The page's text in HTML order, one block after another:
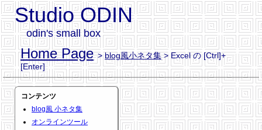
Studio ODIN
odin's small box
Home Page >blog風小ネタ集> Excel の [Ctrl]+
[Enter]
コンテンツ
blog風 小ネタ集
オンラインツール